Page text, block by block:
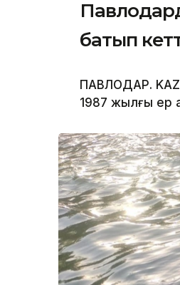
батып
ПАВЛОДАР.
1987 жылғы ер